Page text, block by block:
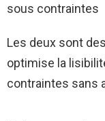
sous contraintes
Les deux sont
optimise la
contraintes sans